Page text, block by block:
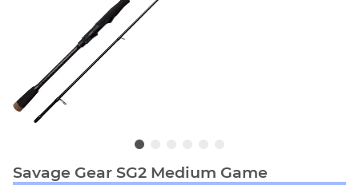
Savage Gear SG2 Medium Game